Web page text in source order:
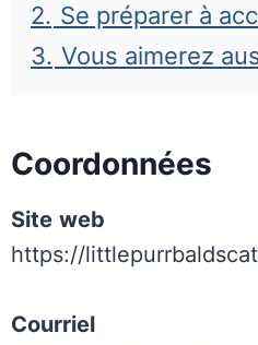
2. Se préparer à
3. Vous aimerez
Coordonnées
Site web
https://
Courriel